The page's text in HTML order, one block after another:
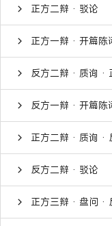
正方二辩 · 驳论
正方一辩 · 开篇陈
反方二辩 · 质询 ·
反方一辩 · 开篇陈
正方二辩 · 质询 ·
反方二辩 · 驳论
正方三辩 · 盘问 ·